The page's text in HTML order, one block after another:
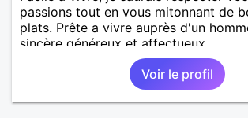
passions tout en vous mitonnant de
plats. Prête a vivre auprès d'un
sincère généreux et affectueux...
Voir le profil